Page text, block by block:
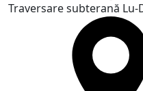
Traversare subterană Lu-